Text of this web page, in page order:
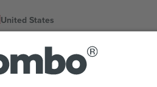
United States
Bulgaria